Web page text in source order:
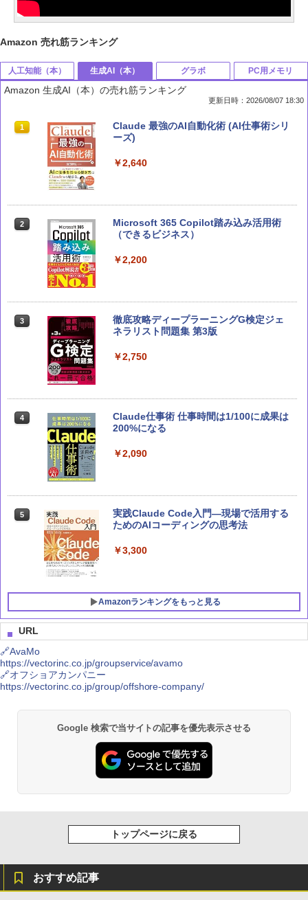
Amazon 売れ筋ランキング
人工知能（本）
1
部下としてのAI 世界一流エンジニアの
進化術
￥1,870
2
深層学習教科書 ディープラーニング G検
定（ジェネラリスト）公式テキスト 第3
3
テクノロジカル・リパブリック 国家、
軍事力、テクノロジーの未来
￥3,300
4
Claude 最強のAI自動化術 (AI仕事術シリ
ーズ)
￥2,640
5
Microsoft 365 Copilot踏み込み活用術
（できるビジネス）
￥2,200
生成AI（本）
Amazon 生成AI（本）の売れ筋ランキング
更新日時：2026/08/07 18:30
1
Claude 最強のAI自動化術 (AI仕事術シリ
ーズ)
￥2,640
2
Microsoft 365 Copilot踏み込み活用術
（できるビジネス）
￥2,200
3
徹底攻略ディープラーニングG検定ジェ
ネラリスト問題集 第3版
￥2,750
4
Claude仕事術 仕事時間は1/100に成果は
200%になる
￥2,090
5
実践Claude Code入門―現場で活用する
ためのAIコーディングの思考法
￥3,300
Amazonランキングをもっと見る
グラボ
1
MSI GeForce RTX 5070 12G VENTUS 2
玄人志向 AMD Radeon RX 9060 XT 搭
載 グラフィックボード 16GB デュアル
16GB/DF
3
ド VD9040
PC用メモリ
1
Crucial(クルーシャル) PRO (マイクロン
DR4-3200 メーカー制限付無期限保証CP
￥34,800
シー・エフ・デー販売 CFD販売 CFD St
00 (PC4-25600) 16GB×2枚 288pin DIM
￥32,500
3
フェン 銅箔 ヒートシンク DDR5-5600 3
URL
🔗AvaMo
https://vectorinc.co.jp/groupservice/avamo
🔗オフショアカンパニー
https://vectorinc.co.jp/group/offshore-company/
Google 検索で当サイトの記事を優先表示させる
トップページに戻る
おすすめ記事